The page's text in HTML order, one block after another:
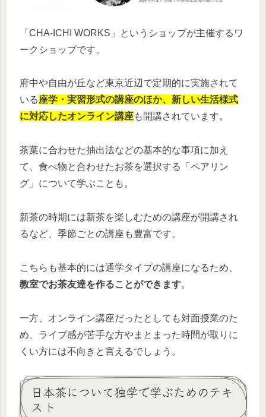
「CHA-ICHI WORKS」というショップが主催するワ
ークショップです。
府中や自由が丘など東京近辺で定期的に実施されて
いる座学・実習形式の講座のほか、新しい生活様式
に対応したオンライン講座も開講されています。
茶葉に合わせた抽出法などの基本的な事項に加え
て、食べ物と合わせたお茶を選択する「ペアリン
グ」について学ぶことも。
新茶の時期には新茶を楽しむための講座が開講され
るなど、季節ごとの講座も豊富です。
こちらも基本的には通学タイプの講座になるため、
教室でお茶友達を作ることができます。
一方、オンライン講座だったとしても対面授業のた
め、ライブ感が苦手な方やまとまった時間が取りに
くい方には不向きと言えるでしょう。
日本茶について独学で学ぶためのテキ
スト